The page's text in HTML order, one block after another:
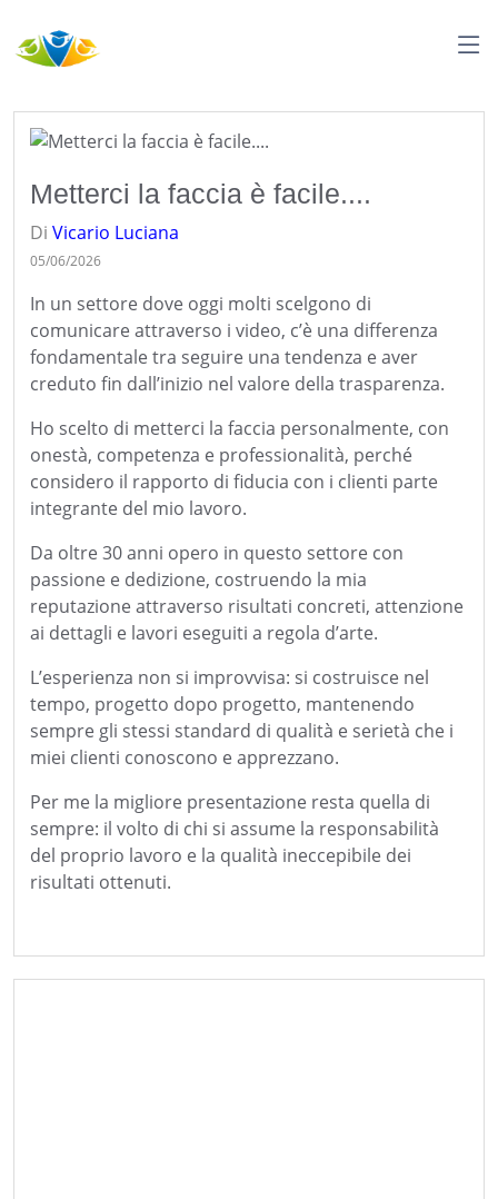
Metterci la faccia è facile....
Di Vicario Luciana
05/06/2026
In un settore dove oggi molti scelgono di
comunicare attraverso i video, c’è una differenza
fondamentale tra seguire una tendenza e aver
creduto fin dall’inizio nel valore della trasparenza.
Ho scelto di metterci la faccia personalmente, con
onestà, competenza e professionalità, perché
considero il rapporto di fiducia con i clienti parte
integrante del mio lavoro.
Da oltre 30 anni opero in questo settore con
passione e dedizione, costruendo la mia
reputazione attraverso risultati concreti, attenzione
ai dettagli e lavori eseguiti a regola d’arte.
L’esperienza non si improvvisa: si costruisce nel
tempo, progetto dopo progetto, mantenendo
sempre gli stessi standard di qualità e serietà che i
miei clienti conoscono e apprezzano.
Per me la migliore presentazione resta quella di
sempre: il volto di chi si assume la responsabilità
del proprio lavoro e la qualità ineccepibile dei
risultati ottenuti.